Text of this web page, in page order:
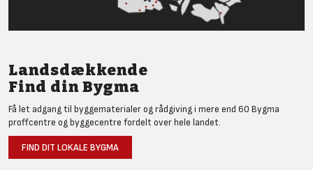
Landsdækkende
Find din Bygma
Få let adgang til byggematerialer og rådgiving i mere end 60 Bygma
proffcentre og byggecentre fordelt over hele landet.
FIND DIT LOKALE BYGMA